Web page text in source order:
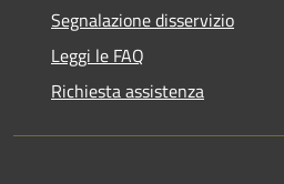
Segnalazione disservizio
Leggi le FAQ
Richiesta assistenza